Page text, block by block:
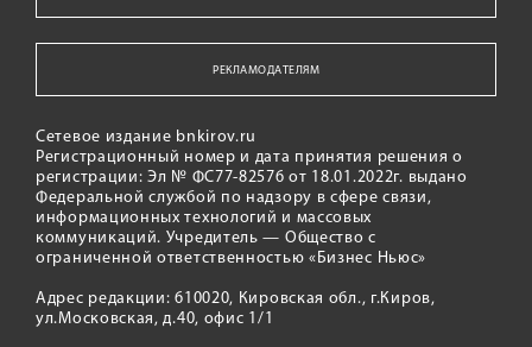
РЕКЛАМОДАТЕЛЯМ
Сетевое издание bnkirov.ru
Регистрационный номер и дата принятия решения о
регистрации: Эл № ФС77-82576 от 18.01.2022г. выдано
Федеральной службой по надзору в сфере связи,
информационных технологий и массовых
коммуникаций. Учредитель — Общество с
ограниченной ответственностью «Бизнес Ньюс»
Адрес редакции: 610020, Кировская обл., г.Киров,
ул.Московская, д.40, офис 1/1